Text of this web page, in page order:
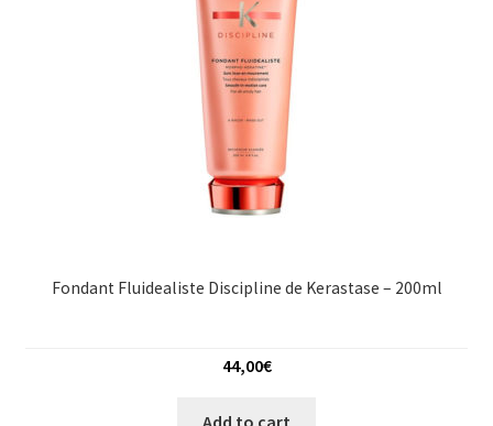
Fondant Fluidealiste Discipline de Kerastase – 200ml
44,00€
Add to cart